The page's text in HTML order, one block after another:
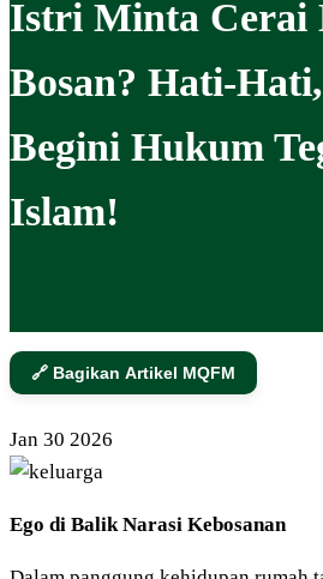
Istri Minta Cerai
Bosan? Hati-
Begini Hukum
Islam!
🔗 Bagikan Artikel MQFM
Jan 30 2026
Ego di Balik Narasi Kebosanan